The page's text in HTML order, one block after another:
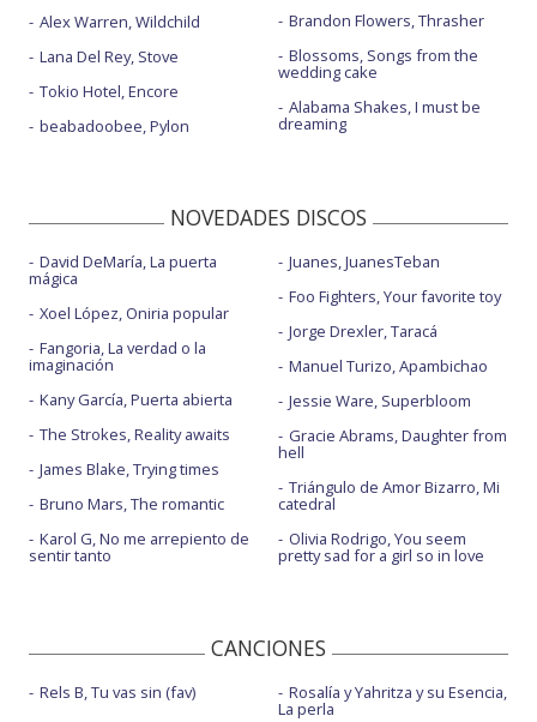
Alex Warren, Wildchild
Lana Del Rey, Stove
Tokio Hotel, Encore
beabadoobee, Pylon
Brandon Flowers, Thrasher
Blossoms, Songs from the
wedding cake
Alabama Shakes, I must be
dreaming
NOVEDADES DISCOS
David DeMaría, La puerta
mágica
Xoel López, Oniria popular
Fangoria, La verdad o la
imaginación
Kany García, Puerta abierta
The Strokes, Reality awaits
James Blake, Trying times
Bruno Mars, The romantic
Karol G, No me arrepiento de
sentir tanto
Juanes, JuanesTeban
Foo Fighters, Your favorite toy
Jorge Drexler, Taracá
Manuel Turizo, Apambichao
Jessie Ware, Superbloom
Gracie Abrams, Daughter from
hell
Triángulo de Amor Bizarro, Mi
catedral
Olivia Rodrigo, You seem
pretty sad for a girl so in love
CANCIONES
Rels B, Tu vas sin (fav) Rosalía y Yahritza y su Esencia,
La perla